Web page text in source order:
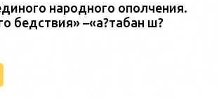
народного ополчения.
бедствия» –«а?табан ш?